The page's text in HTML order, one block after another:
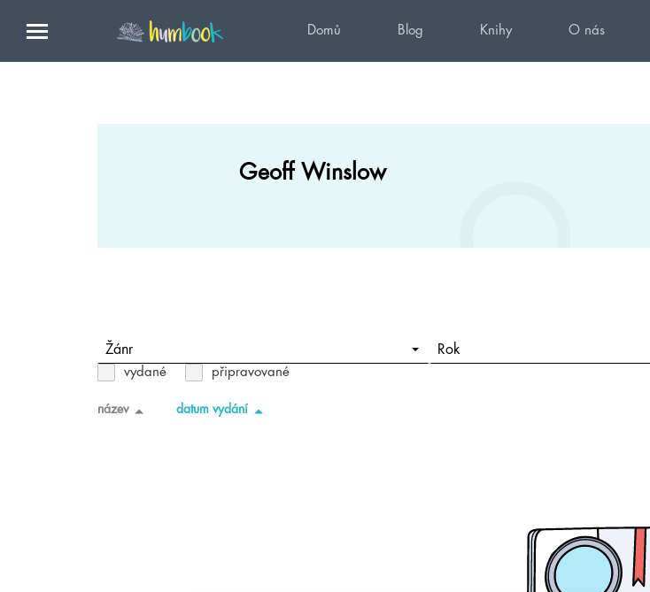
Domů Blog Knihy O nás
Geoff Winslow
Žánr Rok
vydané připravované
název datum vydání